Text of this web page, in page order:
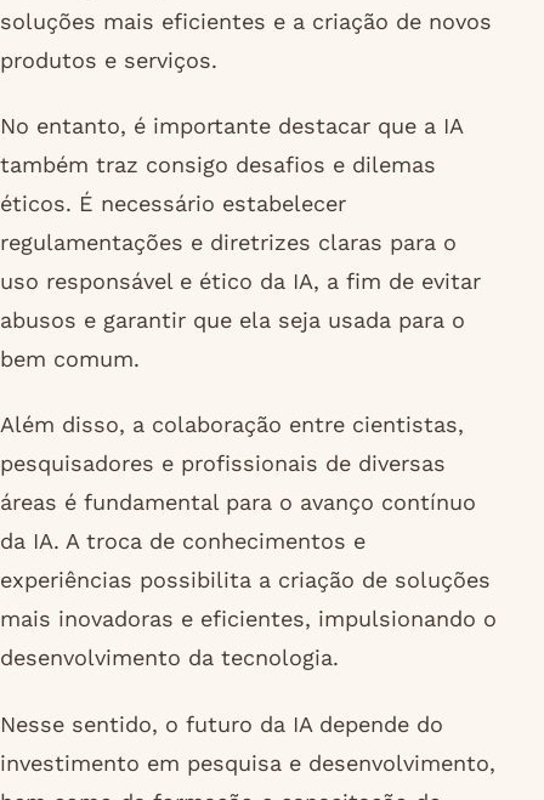
soluções mais eficientes e a criação de novos
produtos e serviços.
No entanto, é importante destacar que a IA
também traz consigo desafios e dilemas
éticos. É necessário estabelecer
regulamentações e diretrizes claras para o
uso responsável e ético da IA, a fim de evitar
abusos e garantir que ela seja usada para o
bem comum.
Além disso, a colaboração entre cientistas,
pesquisadores e profissionais de diversas
áreas é fundamental para o avanço contínuo
da IA. A troca de conhecimentos e
experiências possibilita a criação de soluções
mais inovadoras e eficientes, impulsionando o
desenvolvimento da tecnologia.
Nesse sentido, o futuro da IA depende do
investimento em pesquisa e desenvolvimento,